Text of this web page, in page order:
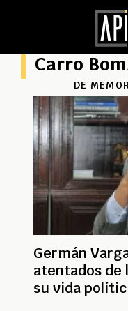
Carro
DE
Germán
atentados de
su vida